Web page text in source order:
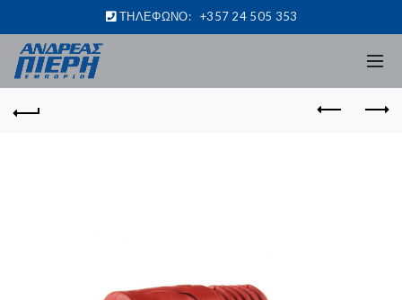
ΤΗΛΕΦΩΝΟ: +357 24 505 353